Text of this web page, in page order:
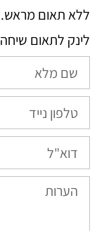
ללא תאום
לינק לתאום